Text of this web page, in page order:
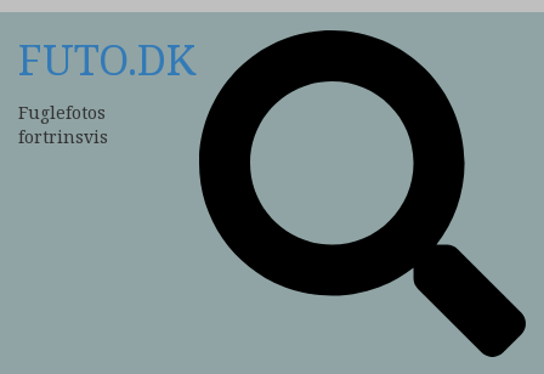
FUTO.DK
Fuglefotos
fortrinsvis